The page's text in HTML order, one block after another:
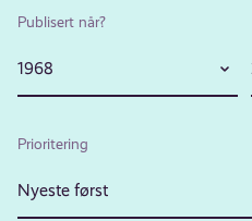
Publisert når?
1968
Prioritering
Nyeste først